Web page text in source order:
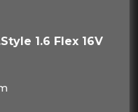
1.6 Flex 16V